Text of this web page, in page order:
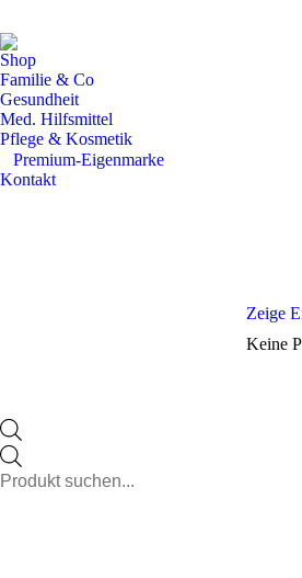
Shop
Familie & Co
Gesundheit
Med. Hilfsmittel
Pflege & Kosmetik
⠀​Premium-Eigenmarke
Kontakt
search
Zeige
Keine